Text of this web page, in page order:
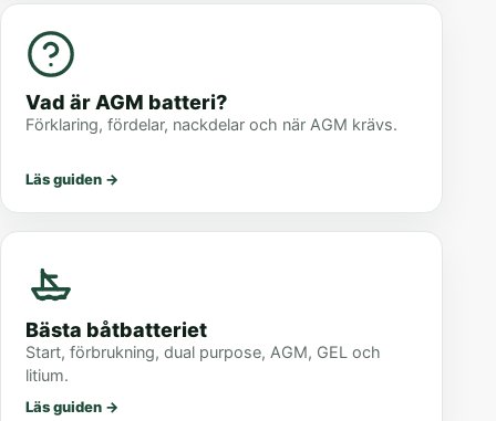
Vad är AGM batteri?
Förklaring, fördelar, nackdelar och när AGM krävs.
Läs guiden →
Bästa båtbatteriet
Start, förbrukning, dual purpose, AGM, GEL och
litium.
Läs guiden →